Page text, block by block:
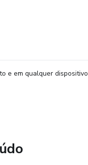
e em qualquer dispositivo